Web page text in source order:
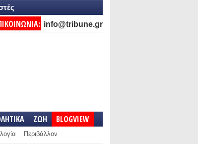
info@tribune.gr
ΖΩΗ BLOGVIEW
Περιβάλλον